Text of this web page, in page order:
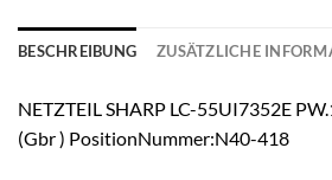
BESCHREIBUNG ZUSÄTZLICHE
NETZTEIL SHARP LC-55UI7352E
(Gbr ) PositionNummer:N40-418